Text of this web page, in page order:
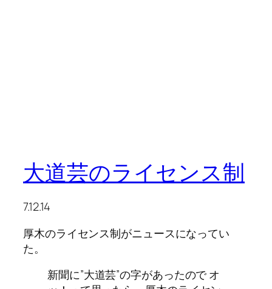
大道芸のライセンス制
7.12.14
厚木のライセンス制がニュースになってい
た。
新聞に”大道芸”の字があったので オ